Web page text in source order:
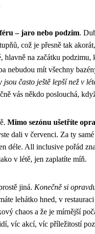
– jaro nebo podzim.
což je přesně tak
hlavně na začátku podzimu,
nebudou mít všechny
jsou často ještě lepší než v
vás někdo poslouchá,
Mimo sezónu ušetříte
dali v červenci. Za ty
déle. All inclusive pořád
v létě, jen zaplatíte míň.
jiná. Konečně si
lehátko hned, v
chaos a že je mírnější
víc akcí, víc příležitostí